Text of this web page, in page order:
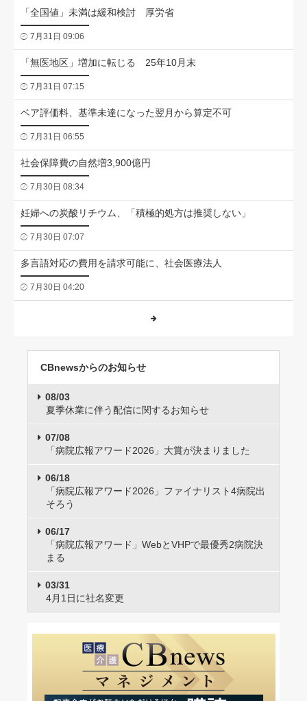
「全国値」未満は緩和検討 厚労省
7月31日 09:06
「無医地区」増加に転じる 25年10月末
7月31日 07:15
ベア評価料、基準未達になった翌月から算定不可
7月31日 06:55
社会保障費の自然増3,900億円
7月30日 08:34
妊婦への炭酸リチウム、「積極的処方は推奨しない」
7月30日 07:07
多言語対応の費用を請求可能に、社会医療法人
7月30日 04:20
CBnewsからのお知らせ
08/03
夏季休業に伴う配信に関するお知らせ
07/08
「病院広報アワード2026」大賞が決まりました
06/18
「病院広報アワード2026」ファイナリスト4病院出
そろう
06/17
「病院広報アワード」WebとVHPで最優秀2病院決
まる
03/31
4月1日に社名変更